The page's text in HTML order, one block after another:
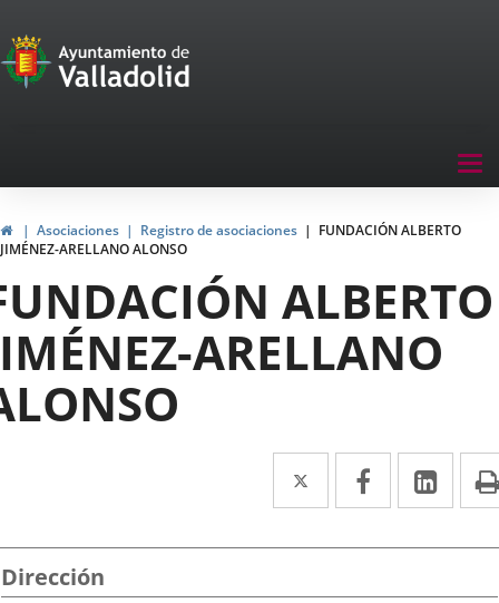
Portal
de
navegación
InicioAsociaciones Registro de asociaciones
FUNDACIÓN ALBERTO
JIMÉNEZ-ARELLANO ALONSO
ALBERTO
ARELLANO
Twitter
Enlace
a
una
Facebook
Enlace
a
una
a
una
Dirección